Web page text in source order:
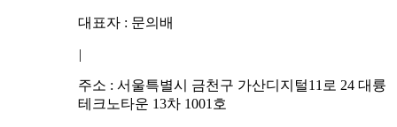
대표자 : 문의배
|
주소 : 서울특별시 금천구 가산디지털11로 24 대륭
테크노타운 13차 1001호